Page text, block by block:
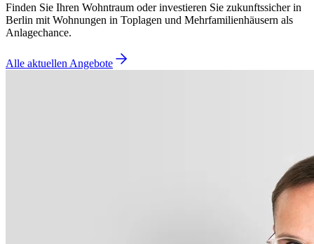
Finden Sie Ihren Wohntraum oder investieren Sie zukunftssicher in
Berlin mit Wohnungen in Toplagen und Mehrfamilienhäusern als
Anlagechance.
Alle aktuellen Angebote